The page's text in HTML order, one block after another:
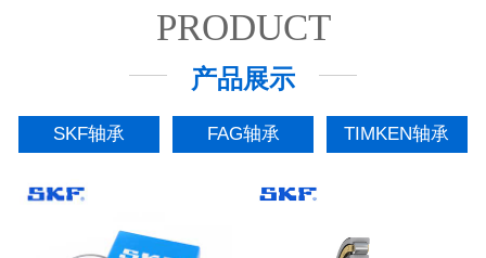
PRODUCT
产品展示
SKF轴承 FAG轴承 TIMKEN轴承